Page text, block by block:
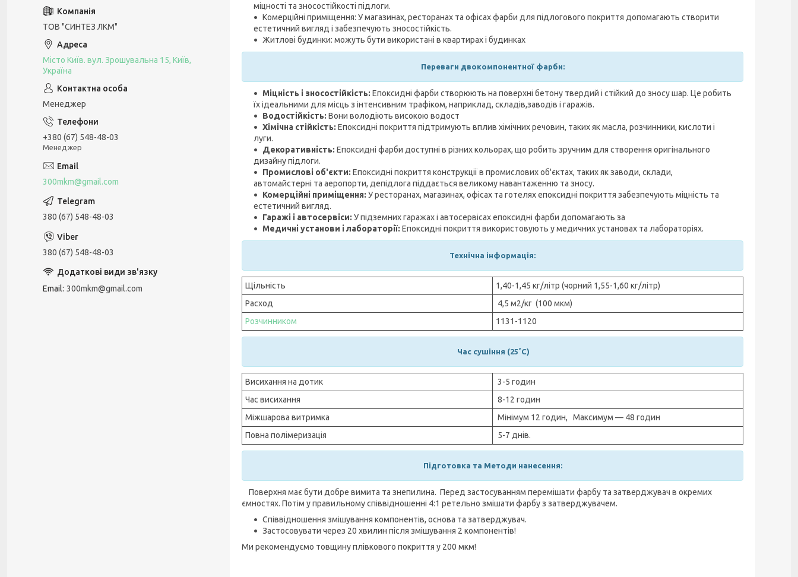
міцності та зносостійкості підлоги.
Комерційні приміщення: У магазинах, ресторанах та офісах фарби для підлогового покриття допомагають створити
естетичний вигляд і забезпечують зносостійкість.
Житлові будинки: можуть бути використані в квартирах і будинках
Переваги двокомпонентної фарби:
Міцність і зносостійкість: Епоксидні фарби створюють на поверхні бетону твердий і стійкий до зносу шар. Це робить
їх ідеальними для місць з інтенсивним трафіком, наприклад, складів,заводів і гаражів.
Водостійкість: Вони володіють високою водост
Хімічна стійкість: Епоксидні покриття підтримують вплив хімічних речовин, таких як масла, розчинники, кислоти і
луги.
Декоративність: Епоксидні фарби доступні в різних кольорах, що робить зручним для створення оригінального
дизайну підлоги.
Промислові об'єкти: Епоксидні покриття конструкції в промислових об'єктах, таких як заводи, склади,
автомайстерні та аеропорти, депідлога піддається великому навантаженню та зносу.
Комерційні приміщення: У ресторанах, магазинах, офісах та готелях епоксидні покриття забезпечують міцність та
естетичний вигляд.
Гаражі і автосервіси: У підземних гаражах і автосервісах епоксидні фарби допомагають за
Медичні установи і лабораторії: Епоксидні покриття використовують у медичних установах та лабораторіях.
Технічна інформація:
Щільність
1,40-1,45 кг/літр (чорний 1,55-1,60 кг/літр)
Расход
4,5 м2/кг (100 мкм)
Розчинником
1131-1120
Час сушіння (25˚C)
Висихання на дотик
3-5 годин
Час висихання
8-12 годин
Міжшарова витримка
Мінімум 12 годин, Максимум — 48 годин
Повна полімеризація
5-7 днів.
Підготовка та Методи нанесення:
Поверхня має бути добре вимита та знепилина. Перед застосуванням перемішати фарбу та затверджувач в окремих
ємностях. Потім у правильному співвідношенні 4:1 ретельно змішати фарбу з затверджувачем.
Співвідношення змішування компонентів, основа та затверджувач.
Застосовувати через 20 хвилин після змішування 2 компонентів!
Ми рекомендуємо товщину плівкового покриття у 200 мкм!
ТОВ "СИНТЕЗ ЛКМ"
Місто Київ. вул. Зрошувальна 15, Київ,
Україна
Менеджер
+380 (67) 548-48-03
Менеджер
300mkm@gmail.com
380 (67) 548-48-03
380 (67) 548-48-03
Email 300mkm@gmail.com